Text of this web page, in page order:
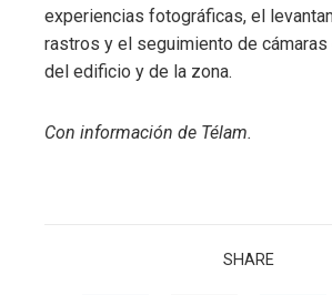
experiencias fotográficas, el
rastros y el seguimiento de
del edificio y de la zona.
Con información de Télam.
SHARE